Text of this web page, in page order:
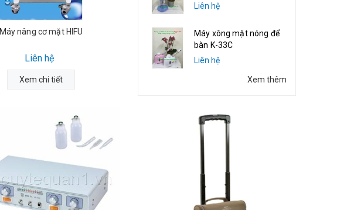
Máy nâng cơ mặt HIFU
Liên hệ
Xem chi tiết
Liên hệ
Máy xông mặt nóng để
bàn K-33C
Liên hệ
Xem thêm